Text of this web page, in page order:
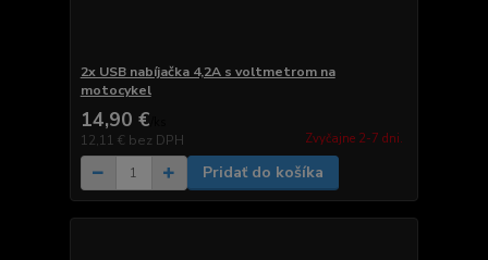
2x USB nabíjačka 4,2A s voltmetrom na
motocykel
14,90 €
12,11 € bez DPH Zvyčajne 2-7 dni.
Pridať do košíka